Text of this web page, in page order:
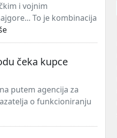
i vojnim
To je kombinacija
čeka kupce
putem agencija za
o funkcioniranju